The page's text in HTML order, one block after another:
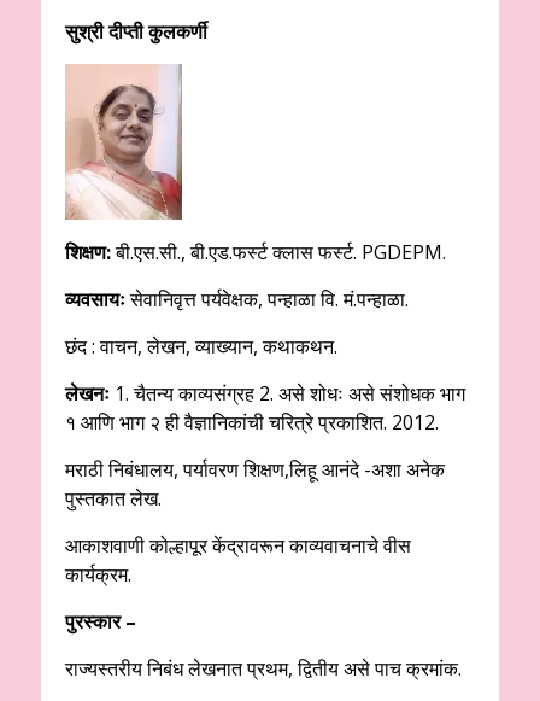
सुश्री दीप्ती कुलकर्णी
शिक्षण:बी.एस.सी., बी.एड.फर्स्ट क्लास फर्स्ट. PGDEPM.
व्यवसायःसेवानिवृत्त पर्यवेक्षक, पन्हाळा वि. मं.पन्हाळा.
छंद : वाचन, लेखन, व्याख्यान, कथाकथन.
लेखनः1. चैतन्य काव्यसंग्रह 2. असे शोधः असे संशोधक भाग
१ आणि भाग २ ही वैज्ञानिकांची चरित्रे प्रकाशित. 2012.
मराठी निबंधालय, पर्यावरण शिक्षण,लिहू आनंदे -अशा अनेक
पुस्तकात लेख.
आकाशवाणी कोल्हापूर केंद्रावरून काव्यवाचनाचे वीस
कार्यक्रम.
पुरस्कार –
राज्यस्तरीय निबंध लेखनात प्रथम, द्वितीय असे पाच क्रमांक.